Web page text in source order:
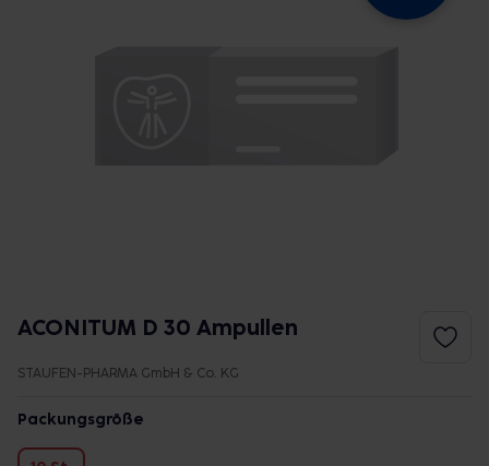
ACONITUM D 30 Ampullen
STAUFEN-PHARMA GmbH & Co. KG
Packungsgröße